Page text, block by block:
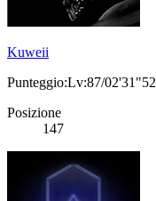
Kuweii
Punteggio:Lv:87/02'31"52
Posizione
147